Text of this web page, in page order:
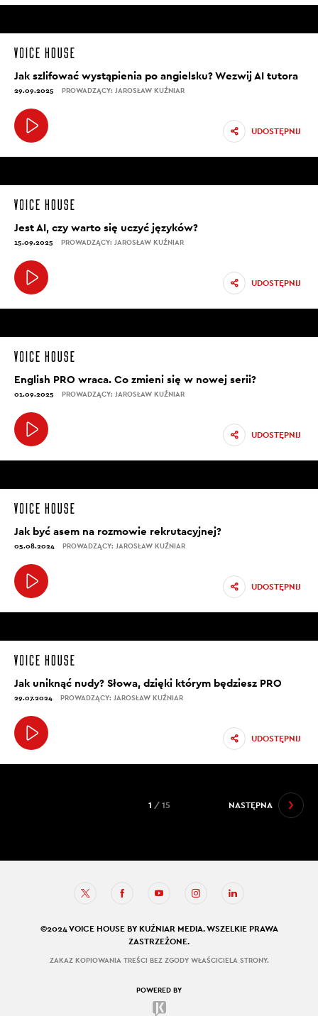
Jak szlifować wystąpienia po angielsku? Wezwij AI tutora
29.09.2025 PROWADZĄCY: JAROSŁAW KUŹNIAR
UDOSTĘPNIJ
Jest AI, czy warto się uczyć języków?
15.09.2025 PROWADZĄCY: JAROSŁAW KUŹNIAR
UDOSTĘPNIJ
English PRO wraca. Co zmieni się w nowej serii?
01.09.2025 PROWADZĄCY: JAROSŁAW KUŹNIAR
UDOSTĘPNIJ
Jak być asem na rozmowie rekrutacyjnej?
05.08.2024 PROWADZĄCY: JAROSŁAW KUŹNIAR
UDOSTĘPNIJ
Jak uniknąć nudy? Słowa, dzięki którym będziesz PRO
29.07.2024 PROWADZĄCY: JAROSŁAW KUŹNIAR
UDOSTĘPNIJ
NASTĘPNA
1 / 15
©2024 VOICE HOUSE BY KUŹNIAR MEDIA. WSZELKIE PRAWA
ZASTRZEŻONE.
ZAKAZ KOPIOWANIA TREŚCI BEZ ZGODY WŁAŚCICIELA STRONY.
POWERED BY